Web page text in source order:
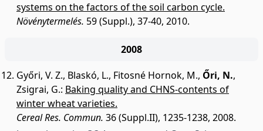
systems on the factors of the soil carbon cycle.
Növénytermelés. 59 (Suppl.), 37-40, 2010.
2008
Győri, V. Z., Blaskó, L., Fitosné Hornok, M., Őri, N.,
Zsigrai, G.: Baking quality and CHNS-contents of
winter wheat varieties.
Cereal Res. Commun. 36 (Suppl.II), 1235-1238, 2008.